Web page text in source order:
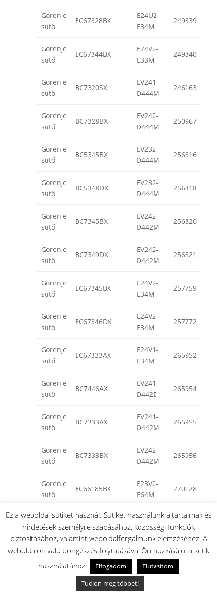
Gorenje
sütő
EC67328BX
E24U2-
E34M
249839
Gorenje
sütő
EC67344BX
E24V2-
E33M
249840
Gorenje
sütő
BC7320SX
EV241-
D444M
246163
Gorenje
sütő
BC7328BX
EV242-
D444M
250967
Gorenje
sütő
BC5345BX
EV232-
D444M
256816
Gorenje
sütő
BC5348DX
EV232-
D444M
256818
Gorenje
sütő
BC7345BX
EV242-
D442M
256820
Gorenje
sütő
BC7349DX
EV242-
D442M
256821
Gorenje
sütő
EC67345BX
E24V2-
E34M
257759
Gorenje
sütő
EC67346DX
E24V2-
E34M
257772
Gorenje
sütő
EC67333AX
E24V1-
E34M
265952
Gorenje
sütő
BC7446AX
EV241-
D442E
265954
Gorenje
sütő
BC7333AX
EV241-
D442M
265955
Gorenje
sütő
BC7333BX
EV242-
D442M
265956
Gorenje
sütő
EC66185BX
E23V2-
E64M
270128
Gorenje
sütő
BC6320AX
EV231-
D744M
270183
Gorenje
BC6320BX
EV232-
D744M
270185
BC7483BX
EV242-
Ez a weboldal sütiket használ. Sütiket használunk a tartalmak és
hirdetések személyre szabásához, közösségi funkciók
biztosításához, valamint weboldalforgalmunk elemzéséhez. A
weboldalon való böngészés folytatásával Ön hozzájárul a sütik
használatához.
Elfogadom
Elutasítom
Tudjon meg többet!